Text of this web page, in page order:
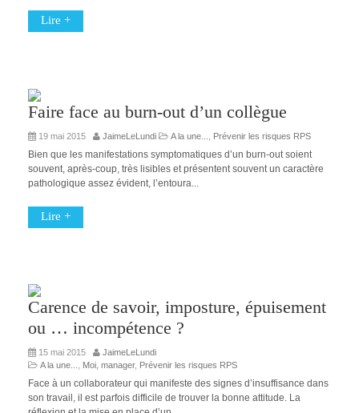
Lire +
Faire face au burn-out d’un collègue
19 mai 2015 JaimeLeLundi A la une... Prévenir les risques RPS
Bien que les manifestations symptomatiques d’un burn-out soient
souvent, après-coup, très lisibles et présentent souvent un caractère
pathologique assez évident, l’entoura...
Lire +
Carence de savoir, imposture, épuisement
ou … incompétence ?
15 mai 2015
JaimeLeLundi
A la une..., Moi, manager, Prévenir les risques RPS
Face à un collaborateur qui manifeste des signes d’insuffisance dans
son travail, il est parfois difficile de trouver la bonne attitude. La